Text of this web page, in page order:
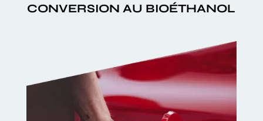
CONVERSION AU BIOÉTHANOL